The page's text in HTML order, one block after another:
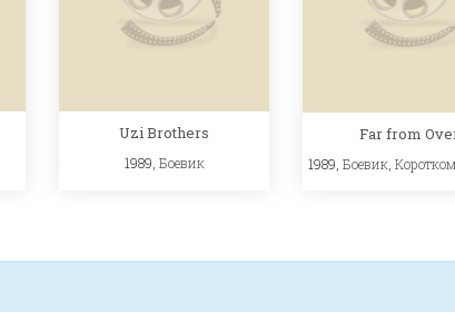
Uzi Brothers
1989, Боевик
Far from
1989, Боевик,